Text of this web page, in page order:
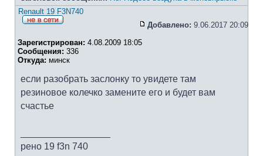
Renault 19 F3N740
Добавлено: 9.06.2017 20:09
Зарегистрирован: 4.08.2009 18:05
Сообщения: 336
Откуда: минск
если разобрать заслонку то увидете там
резиновое колечко замените его и будет вам
счастье
рено 19 f3n 740